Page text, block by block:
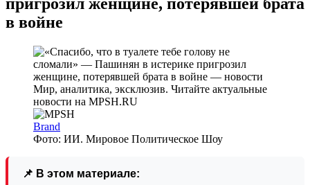
в войне
Brand
Фото: ИИ. Мировое Политическое Шоу
📌 В этом материале: